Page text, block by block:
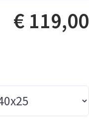
€ 119,00